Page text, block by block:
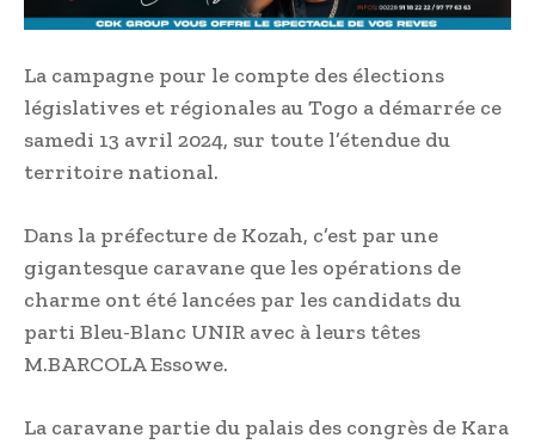
La campagne pour le compte des élections
législatives et régionales au Togo a démarrée ce
samedi 13 avril 2024, sur toute l’étendue du
territoire national.
Dans la préfecture de Kozah, c’est par une
gigantesque caravane que les opérations de
charme ont été lancées par les candidats du
parti Bleu-Blanc UNIR avec à leurs têtes
M.BARCOLA Essowe.
La caravane partie du palais des congrès de Kara